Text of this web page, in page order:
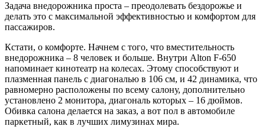
Задача внедорожника проста – преодолевать бездорожье и
делать это с максимальной эффективностью и комфортом для
пассажиров.
Кстати, о комфорте. Начнем с того, что вместительность
внедорожника – 8 человек и больше. Внутри Alton F-650
напоминает кинотеатр на колесах. Этому способствуют и
плазменная панель с диагональю в 106 см, и 42 динамика, что
равномерно расположены по всему салону, дополнительно
установлено 2 монитора, диагональ которых – 16 дюймов.
Обивка салона делается на заказ, а вот пол в автомобиле
паркетный, как в лучших лимузинах мира.